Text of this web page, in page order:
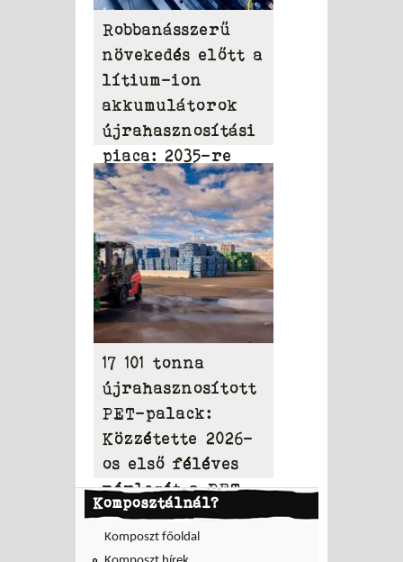
Robbanásszerű
növekedés előtt a
lítium-ion
akkumulátorok
újrahasznosítási
piaca: 2035-re
elérheti a 31,95
milliárd dollárt
17 101 tonna
újrahasznosított
PET-palack:
Közzétette 2026-
os első féléves
mérlegét a PET
to PET
Komposztálnál?
Komposzt főoldal